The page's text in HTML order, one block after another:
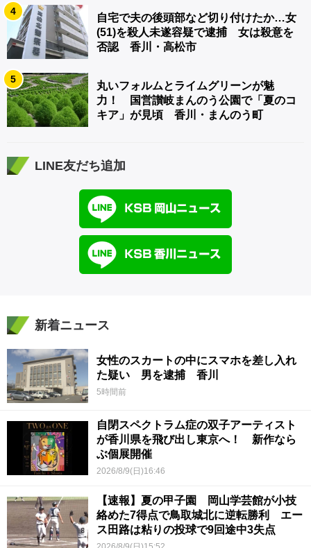
4
自宅で夫の後頭部など切り付けたか…女
(51)を殺人未遂容疑で逮捕 女は殺意を
否認 香川・高松市
5
丸いフォルムとライムグリーンが魅
力！ 国営讃岐まんのう公園で「夏のコ
キア」が見頃 香川・まんのう町
LINE友だち追加
新着ニュース
女性のスカートの中にスマホを差し入れ
た疑い 男を逮捕 香川
5時間前
自閉スペクトラム症の双子アーティスト
が香川県を飛び出し東京へ！ 新作なら
ぶ個展開催
2026/8/9(日)16:46
【速報】夏の甲子園 岡山学芸館が小技
絡めた7得点で鳥取城北に逆転勝利 エー
ス田路は粘りの投球で9回途中3失点